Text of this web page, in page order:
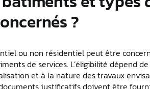
?
ou non résidentiel peut être
de services. L’éligibilité dépend
et à la nature des travaux
justificatifs doivent être